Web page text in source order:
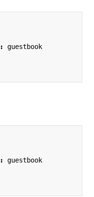
:
guestbook
:
guestbook